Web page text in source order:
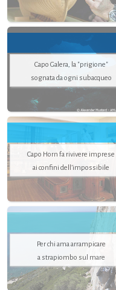
Capo Galera, la "prigione"
sognata da ogni subacqueo
Capo Horn fa rivivere imprese
ai confini dell’impossibile
Per chi ama arrampicare
a strapiombo sul mare